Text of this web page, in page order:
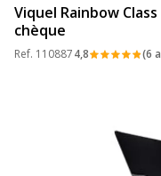
Viquel Rainbow
chèque
Ref. 1108874,8 (6